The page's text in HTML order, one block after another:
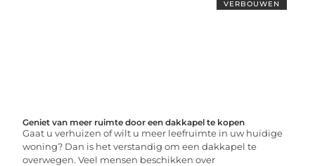
VERBOUWEN
Geniet van meer ruimte door een dakkapel te kopen
Gaat u verhuizen of wilt u meer leefruimte in uw huidige
woning? Dan is het verstandig om een dakkapel te
overwegen. Veel mensen beschikken over